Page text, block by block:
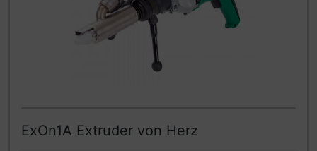
ExOn1A Extruder von Herz